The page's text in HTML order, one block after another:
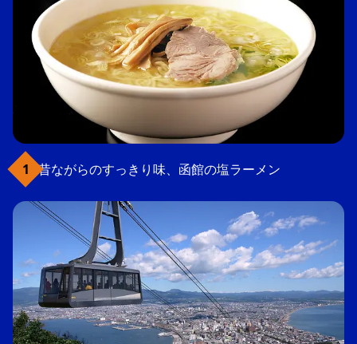
昔ながらのすっきり味、函館の塩ラーメン